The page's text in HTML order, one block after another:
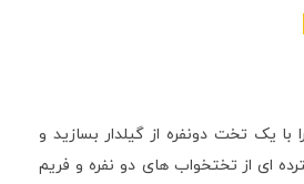
با یک تخت دونفره ازگیلدار بسازید و
ای از تختخواب های دو نفره و فریم